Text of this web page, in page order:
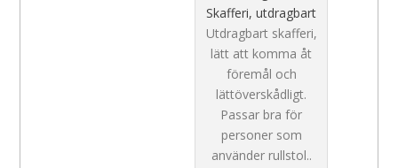
Skafferi, utdragbart
Utdragbart skafferi,
lätt att komma åt
föremål och
lättöverskådligt.
Passar bra för
personer som
använder rullstol..